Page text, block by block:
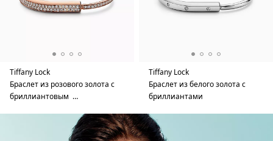
Tiffany Lock
Браслет из розового золота с
бриллиантовым …
Tiffany Lock
Браслет из белого золота с
бриллиантами